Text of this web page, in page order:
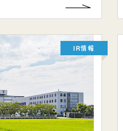
IR情報